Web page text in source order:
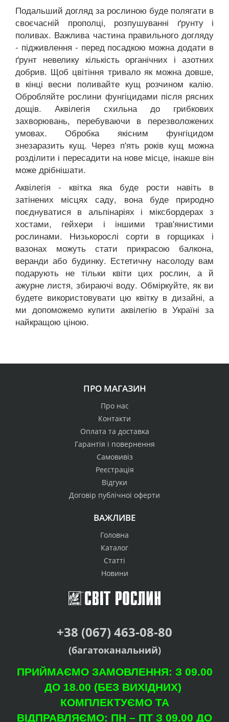
Подальший догляд за рослиною буде полягати в
своєчасній прополці, розпушуванні ґрунту і
поливах. Важлива частина правильного догляду
- підживлення - перед посадкою можна додати в
ґрунт невелику кількість органічних і азотних
добрив. Щоб цвітіння тривало як можна довше,
в кінці весни поливайте кущ розчином калію.
Обробляйте рослини фунгіцидами після рясних
дощів. Аквілегія схильна до грибкових
захворювань, перебуваючи в перезволожених
умовах. Обробка якісним фунгіцидом
знезаразить кущ. Через п'ять років кущ можна
розділити і пересадити на нове місце, інакше він
може дрібнішати.
Аквілегія - квітка яка буде рости навіть в
затінених місцях саду, вона буде природно
поєднуватися в альпінаріях і міксбордерах з
хостами, гейхери і іншими трав'янистими
рослинами. Низькорослі сорти в горщиках і
вазонах можуть стати прикрасою балкона,
веранди або будинку. Естетичну насолоду вам
подарують не тільки квіти цих рослин, а й
ажурне листя, збираючі воду. Обміркуйте, як ви
будете використовувати цю квітку в дизайні, а
ми допоможемо купити аквілегію в Україні за
найкращою ціною.
ПРО МАГАЗИН
Про нас
Контакти
Оплата та доставка
Гарантія і повернення
Самовивіз
Реєстрація
Відгуки
Договір публічної оферти
ВАЖЛИВЕ
Головна
Каталог
Статті
Новини
+38 (067) 463-08-80
(багатоканальний)
ПРИЙМАЄМО ЗАМОВЛЕННЯ: З 09.00
ДО 18.00 (БЕЗ ВИХІДНИХ)
КОМПЛЕКТУЄМО ТА
ВІДПРАВЛЯЄМО: ПН – ПТ З 09.00 ДО